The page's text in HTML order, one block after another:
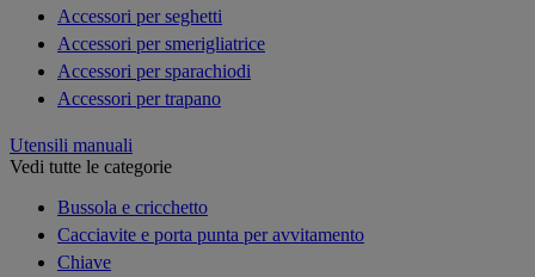
Accessori per seghetti
Accessori per smerigliatrice
Accessori per sparachiodi
Accessori per trapano
Utensili manuali
Vedi tutte le categorie
Bussola e cricchetto
Cacciavite e porta punta per avvitamento
Chiave